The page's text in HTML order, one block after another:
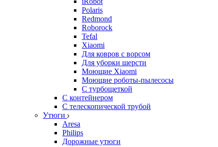
Polaris
Redmond
Roborock
Tefal
Xiaomi
Для ковров с ворсом
Для уборки шерсти
Моющие Xiaomi
Моющие роботы-пылесосы
С турбощеткой
С контейнером
С телескопической трубой
Утюги
Aresa
Philips
Дорожные утюги